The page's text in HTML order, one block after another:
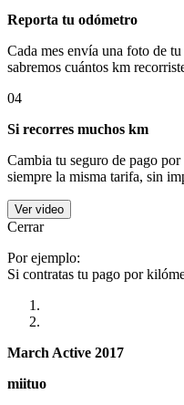
Reporta tu odómetro
Cada mes envía una foto de
sabremos cuántos km
04
Si recorres muchos km
Cambia tu seguro de pago
siempre la misma tarifa, sin
Ver video
Cerrar
Por ejemplo:
Si contratas tu pago por
March Active 2017
miituo